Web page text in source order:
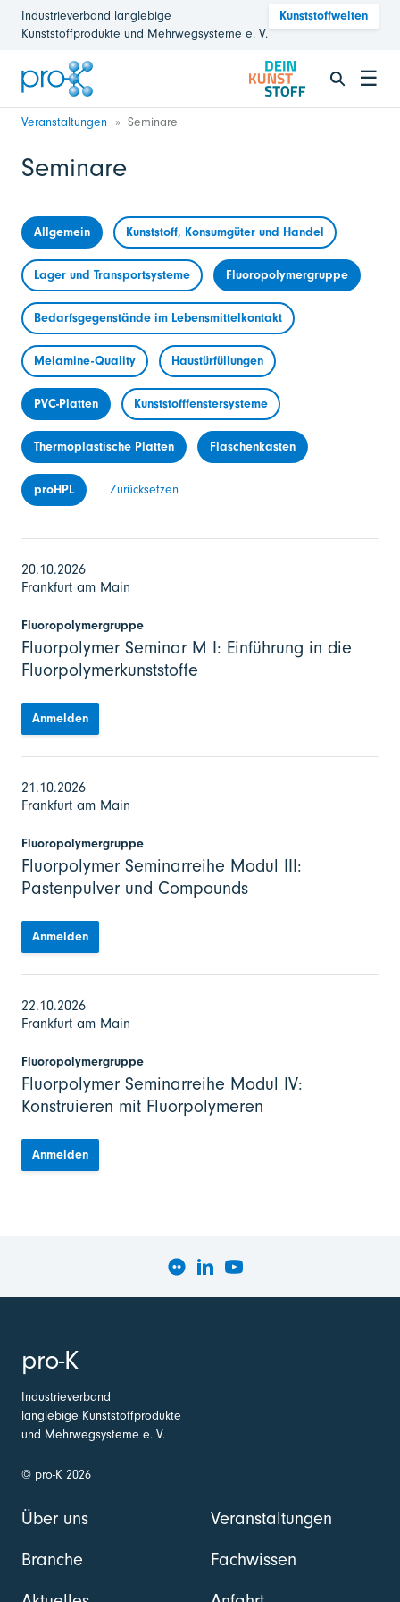
Industrieverband langlebige
Kunststoffprodukte und Mehrwegsysteme e. V.
Kunststoffwelten
☰
Veranstaltungen Seminare
Seminare
Allgemein Kunststoff, Konsumgüter und Handel
Lager und Transportsysteme Fluoropolymergruppe
Bedarfsgegenstände im Lebensmittelkontakt
Melamine-Quality Haustürfüllungen
PVC-Platten Kunststofffenstersysteme
Thermoplastische Platten Flaschenkasten
proHPL Zurücksetzen
20.10.2026
Frankfurt am Main
Fluoropolymergruppe
Fluorpolymer Seminar M I: Einführung in die
Fluorpolymerkunststoffe
Anmelden
21.10.2026
Frankfurt am Main
Fluoropolymergruppe
Fluorpolymer Seminarreihe Modul III:
Pastenpulver und Compounds
Anmelden
22.10.2026
Frankfurt am Main
Fluoropolymergruppe
Fluorpolymer Seminarreihe Modul IV:
Konstruieren mit Fluorpolymeren
Anmelden
pro-K
Industrieverband
langlebige Kunststoffprodukte
und Mehrwegsysteme e. V.
© pro-K 2026
Über uns
Branche
Veranstaltungen
Fachwissen